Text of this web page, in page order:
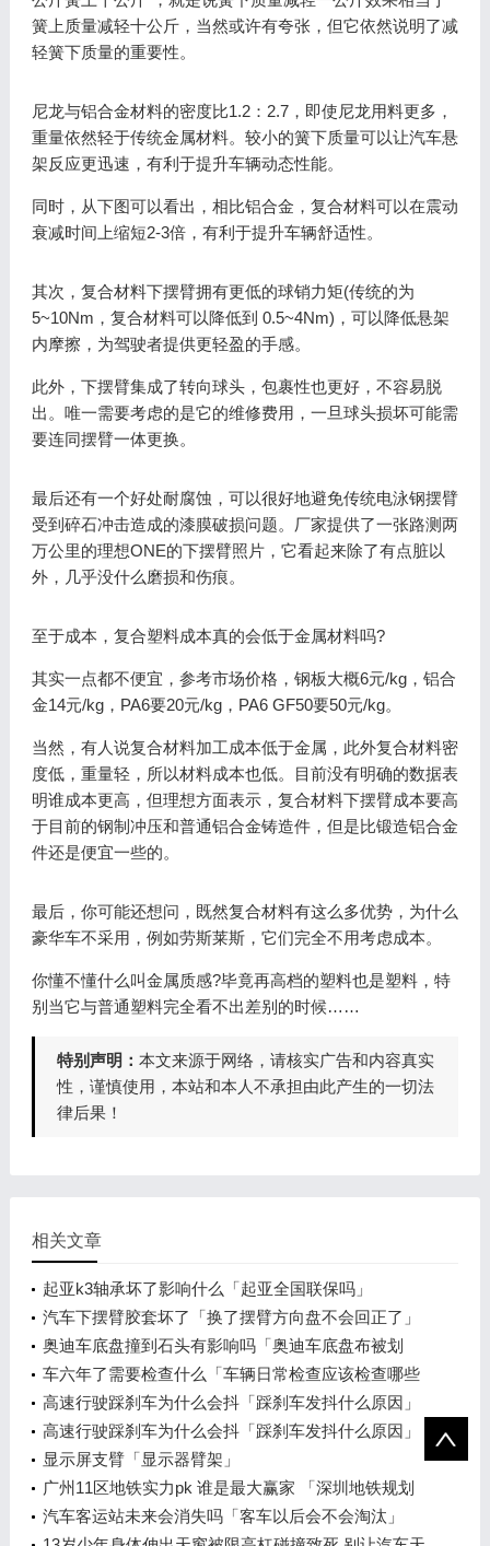
簧上质量减轻十公斤，当然或许有夸张，但它依然说明了减
轻簧下质量的重要性。
尼龙与铝合金材料的密度比1.2：2.7，即使尼龙用料更多，
重量依然轻于传统金属材料。较小的簧下质量可以让汽车悬
架反应更迅速，有利于提升车辆动态性能。
同时，从下图可以看出，相比铝合金，复合材料可以在震动
衰减时间上缩短2-3倍，有利于提升车辆舒适性。
其次，复合材料下摆臂拥有更低的球销力矩(传统的为
5~10Nm，复合材料可以降低到 0.5~4Nm)，可以降低悬架
内摩擦，为驾驶者提供更轻盈的手感。
此外，下摆臂集成了转向球头，包裹性也更好，不容易脱
出。唯一需要考虑的是它的维修费用，一旦球头损坏可能需
要连同摆臂一体更换。
最后还有一个好处耐腐蚀，可以很好地避免传统电泳钢摆臂
受到碎石冲击造成的漆膜破损问题。厂家提供了一张路测两
万公里的理想ONE的下摆臂照片，它看起来除了有点脏以
外，几乎没什么磨损和伤痕。
至于成本，复合塑料成本真的会低于金属材料吗?
其实一点都不便宜，参考市场价格，钢板大概6元/kg，铝合
金14元/kg，PA6要20元/kg，PA6 GF50要50元/kg。
当然，有人说复合材料加工成本低于金属，此外复合材料密
度低，重量轻，所以材料成本也低。目前没有明确的数据表
明谁成本更高，但理想方面表示，复合材料下摆臂成本要高
于目前的钢制冲压和普通铝合金铸造件，但是比锻造铝合金
件还是便宜一些的。
最后，你可能还想问，既然复合材料有这么多优势，为什么
豪华车不采用，例如劳斯莱斯，它们完全不用考虑成本。
你懂不懂什么叫金属质感?毕竟再高档的塑料也是塑料，特
别当它与普通塑料完全看不出差别的时候……
特别声明： 本文来源于网络，请核实广告和内容真实
性，谨慎使用，本站和本人不承担由此产生的一切法
律后果！
相关文章
起亚k3轴承坏了影响什么「起亚全国联保吗」
汽车下摆臂胶套坏了「换了摆臂方向盘不会回正了」
奥迪车底盘撞到石头有影响吗「奥迪车底盘布被划
破」
车六年了需要检查什么「车辆日常检查应该检查哪些
内容」
高速行驶踩刹车为什么会抖「踩刹车发抖什么原因」
高速行驶踩刹车为什么会抖「踩刹车发抖什么原因」
显示屏支臂「显示器臂架」
广州11区地铁实力pk 谁是最大赢家 「深圳地铁规划
2020高清」
汽车客运站未来会消失吗「客车以后会不会淘汰」